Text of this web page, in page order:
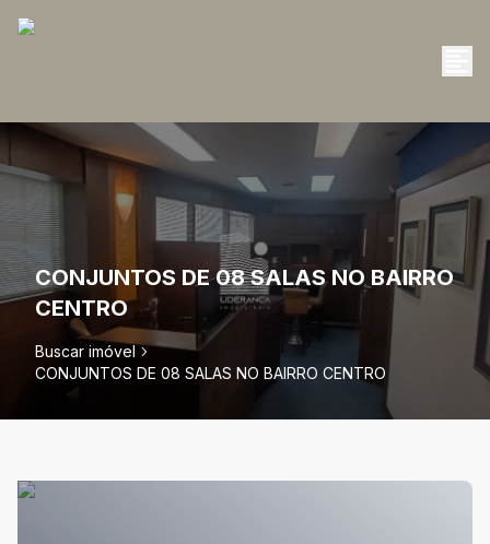
CONJUNTOS DE 08 SALAS NO BAIRRO
CENTRO
Buscar imóvel
CONJUNTOS DE 08 SALAS NO BAIRRO CENTRO